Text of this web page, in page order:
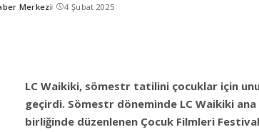
Merkezi 4 Şubat 2025
LC Waikiki, sömestr tatilini çocuklar için
geçirdi. Sömestr döneminde LC Waikiki
birliğinde düzenlenen Çocuk Filmleri